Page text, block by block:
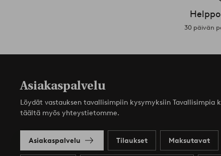
30 päivän
Asiakaspalvelu
Löydät vastauksen tavallisimpiin kysymyksiin Tavallisimpia
täältä myös yhteystietomme.
Asiakaspalvelu Tilaukset Maksutavat